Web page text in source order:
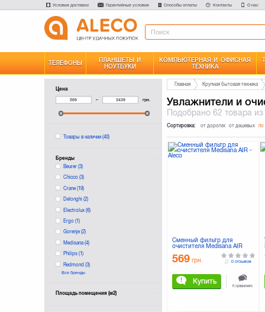
Условия доставки Гарантийные условия Способы оплаты Контакты О нас
ТЕЛЕФОНЫ
ПЛАНШЕТЫ И
НОУТБУКИ
КОМПЬЮТЕРНАЯ И ОФИСНАЯ
ТЕХНИКА
Цена
– грн.
Товары в наличии(40)
Бренды
Beurer(3)
Chicco(3)
Crane(19)
Delonghi(2)
Electrolux(6)
Ergo(1)
Gorenje(2)
Medisana(4)
Philips(1)
Redmond(3)
Saturn(1)
Sencor
Все бренды
Площадь помещения (м2)
Главная Крупная бытовая техника
Увлажнители и
Подобрано62 товара
Сортировка: от дорогих от дешевых по
Сменный фильтр для
очистителя Medisana AIR
569 грн.
Купить
0 отзывов
К сравнению